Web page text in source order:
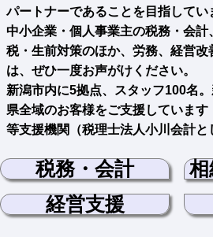
パートナーであることを目指してい
中小企業・個人事業主の税務・会
税・生前対策のほか、労務、経営
は、ぜひ一度お声がけください。
新潟市内に5拠点、スタッフ100名
県全域のお客様をご支援していま
等支援機関（税理士法人小川会計と
税務・会計
経営支援